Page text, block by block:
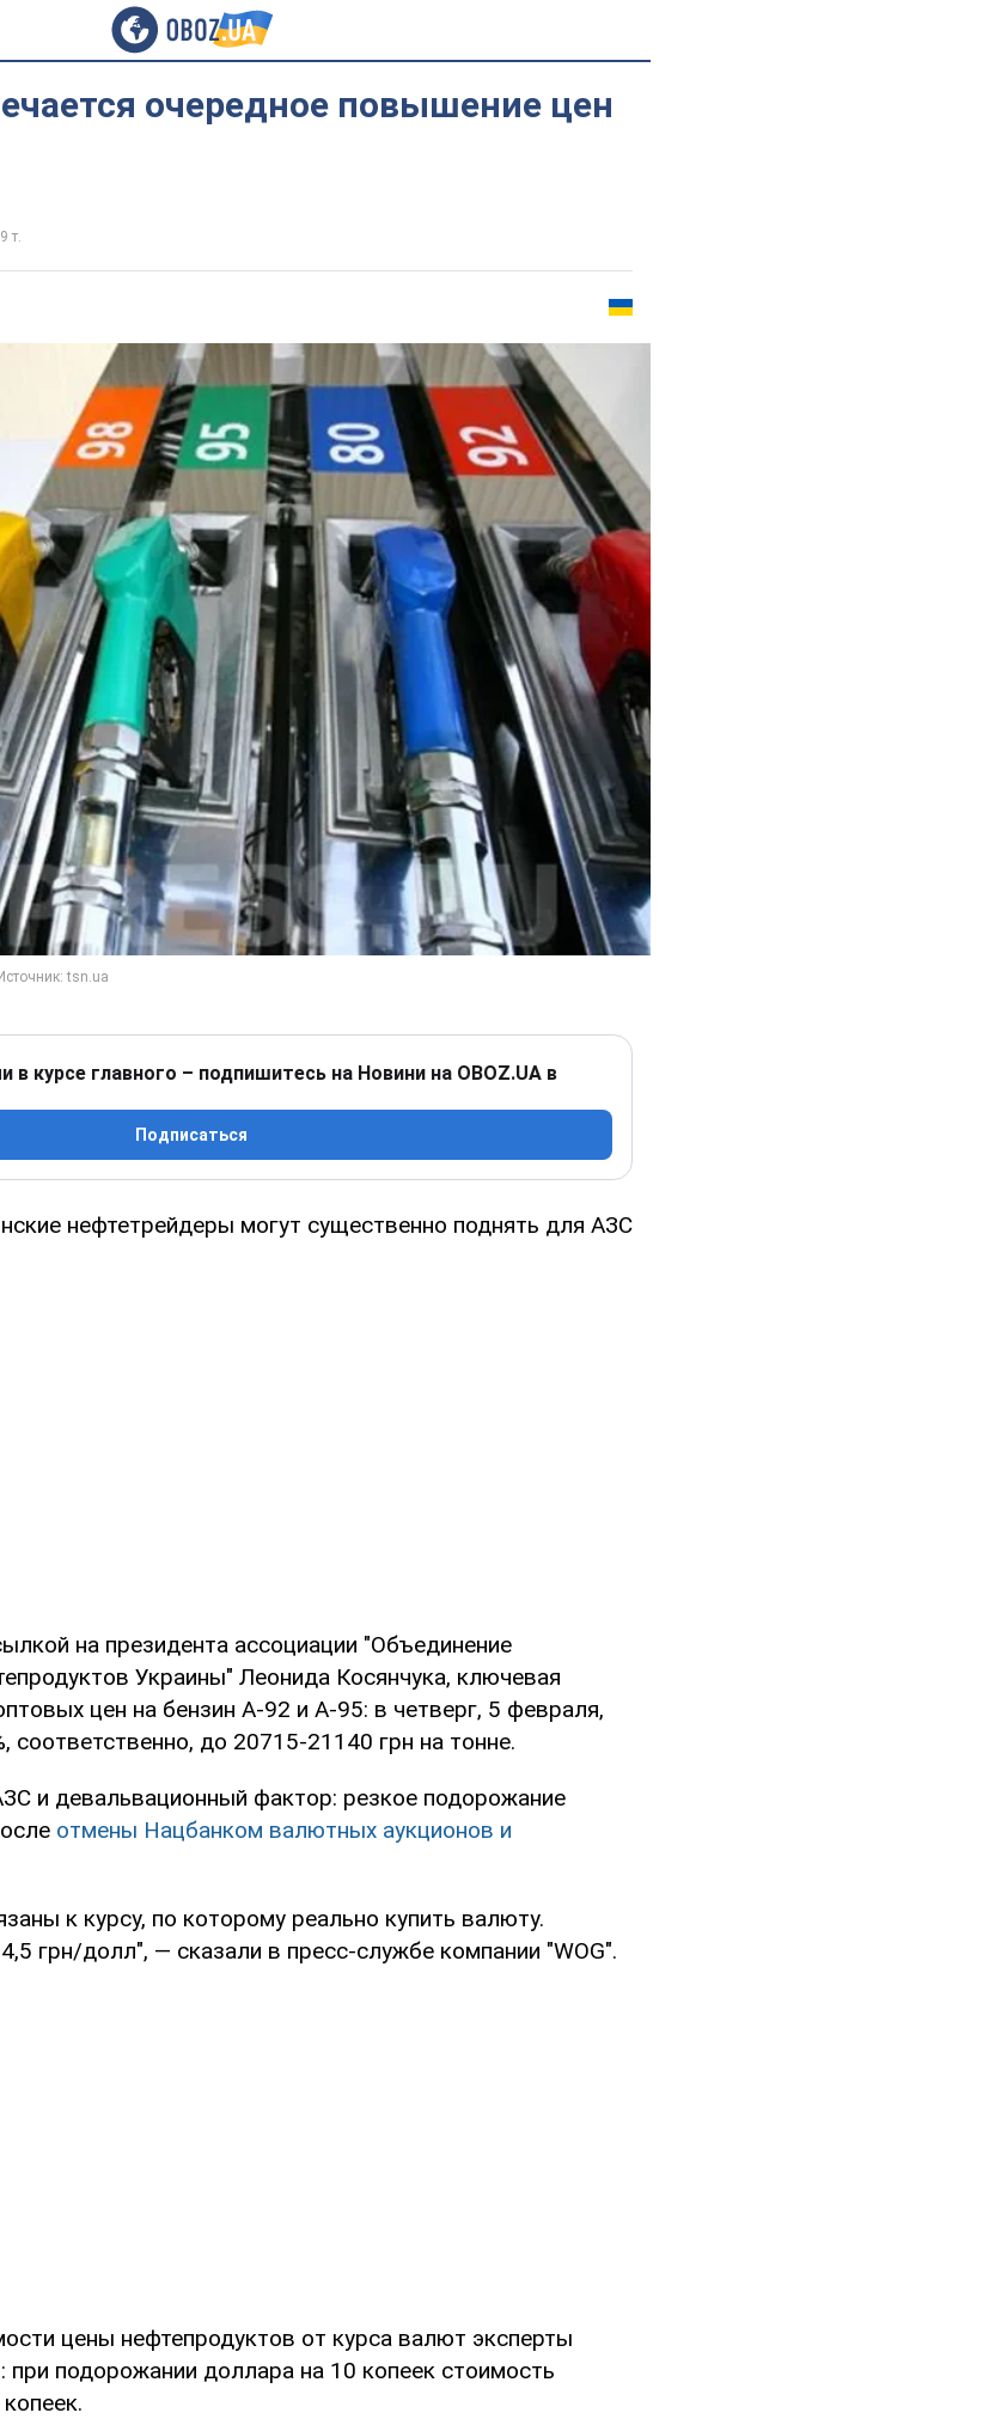
очередное повышение цен
т.
в курсе главного – подпишитесь на Новини на OBOZ.UA в
Подписаться
нефтетрейдеры могут существенно поднять для АЗС
на президента ассоциации "Объединение
Украины" Леонида Косянчука, ключевая
цен на бензин А-92 и А-95: в четверг, 5 февраля,
соответственно, до 20715-21140 грн на тонне.
и девальвационный фактор: резкое подорожание
отмены Нацбанком валютных аукционов и
к курсу, по которому реально купить валюту.
грн/долл", — сказали в пресс-службе компании "WOG".
цены нефтепродуктов от курса валют эксперты
при подорожании доллара на 10 копеек стоимость